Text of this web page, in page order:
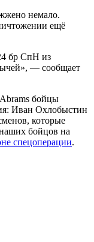
немало.
ещё
бр СпН из
— сообщает
бойцы
Иван Охлобыстин
которые
бойцов на
спецоперации.